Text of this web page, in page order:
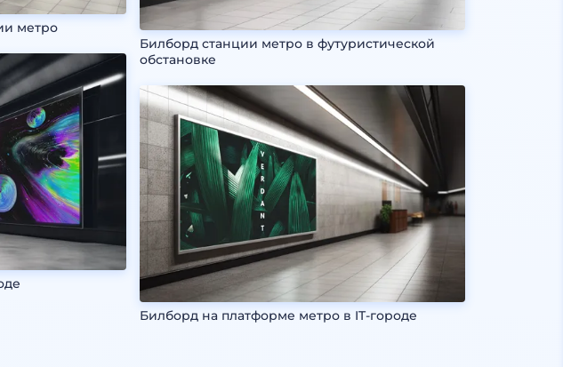
метро
Билборд станции метро в футуристической
обстановке
Билборд на платформе метро в IT-городе